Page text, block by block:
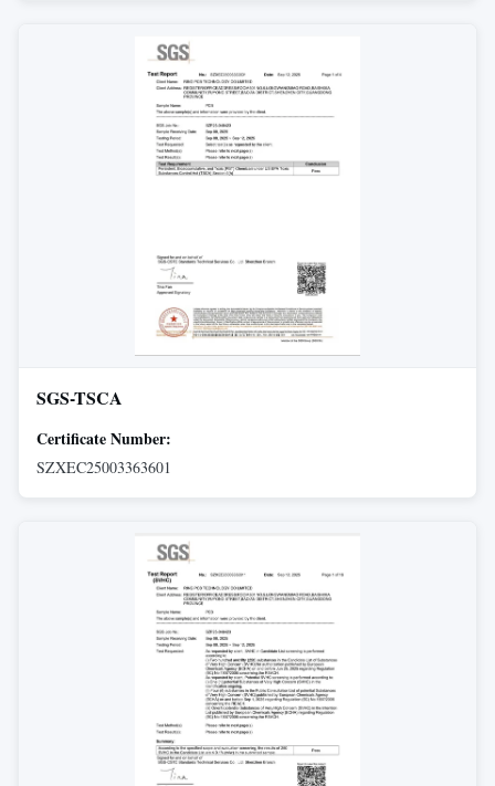
SGS-TSCA
Certificate Number:
SZXEC25003363601